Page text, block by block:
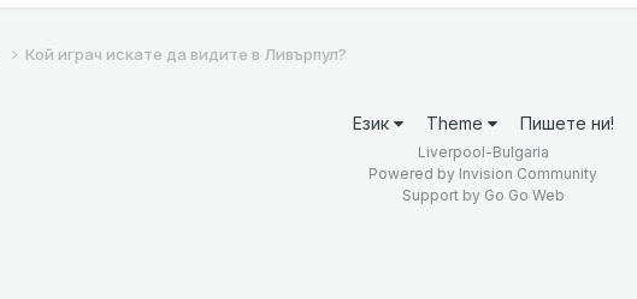
Кой играч искате да видите в Ливърпул?
Език Theme Пишете ни!
Liverpool-Bulgaria
Powered by Invision Community
Support by Go Go Web